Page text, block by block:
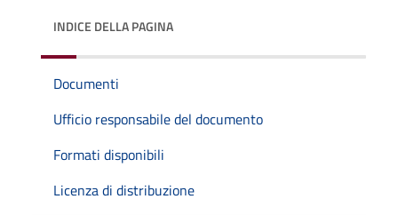
INDICE DELLA PAGINA
Documenti
Ufficio responsabile del documento
Formati disponibili
Licenza di distribuzione